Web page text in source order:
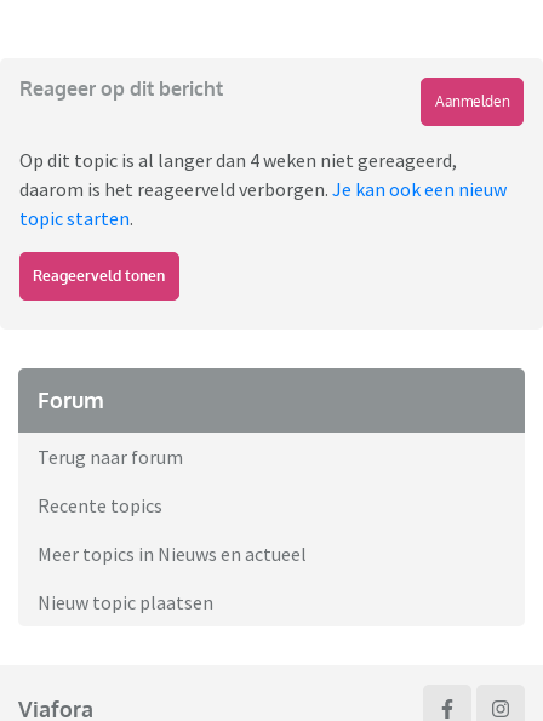
Reageer op dit bericht
Aanmelden
Op dit topic is al langer dan 4 weken niet gereageerd,
daarom is het reageerveld verborgen. Je kan ook een nieuw
topic starten.
Reageerveld tonen
Forum
Terug naar forum
Recente topics
Meer topics in Nieuws en actueel
Nieuw topic plaatsen
Viafora